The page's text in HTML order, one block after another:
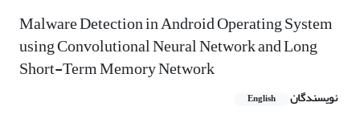
Malware Detection in Android Operating System
using Convolutional Neural Network and Long
Short-Term Memory Network
نویسندگان English